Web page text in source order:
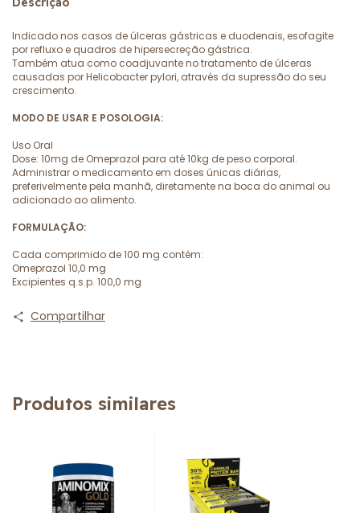
Indicado nos casos de úlceras gástricas e duodenais, esofagite
por refluxo e quadros de hipersecreção gástrica.
Também atua como coadjuvante no tratamento de úlceras
causadas por Helicobacter pylori, através da supressão do seu
crescimento.
MODO DE USAR E POSOLOGIA:
Uso Oral
Dose: 10mg de Omeprazol para até 10kg de peso corporal.
Administrar o medicamento em doses únicas diárias,
preferivelmente pela manhã, diretamente na boca do animal ou
adicionado ao alimento.
FORMULAÇÃO:
Cada comprimido de 100 mg contém:
Omeprazol 10,0 mg
Excipientes q.s.p. 100,0 mg
Compartilhar
Produtos similares